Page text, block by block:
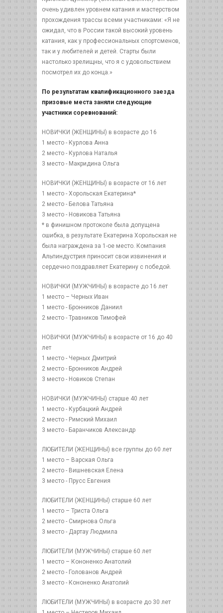
очень удивлен уровнем катания и мастерством
прохождения трассы всеми участниками: «Я не
ожидал, что в России такой высокий уровень
катания, как у профессиональных спортсменов,
так и у любителей и детей. Старты были
настолько зрелищны, что я с удовольствием
посмотрел их до конца.»
По результатам квалификационного заезда
призовые места заняли следующие
участники соревнований:
НОВИЧКИ (ЖЕНЩИНЫ) в возрасте до 16
1 место - Курлова Анна
2 место - Курлова Наталья
3 место - Макридина Ольга
НОВИЧКИ (ЖЕНЩИНЫ) в возрасте от 16 лет
1 место - Хорольская Екатерина*
2 место - Белова Татьяна
3 место - Новикова Татьяна
* в финишном протоколе была допущена
ошибка, в результате Екатерина Хорольская не
была награждена за 1-ое место. Компания
Альпиндустрия приносит свои извинения и
сердечно поздравляет Екатерину с победой.
НОВИЧКИ (МУЖЧИНЫ) в возрасте до 16 лет
1 место – Черных Иван
1 место - Бронников Даниил
2 место - Травников Тимофей
НОВИЧКИ (МУЖЧИНЫ) в возрасте от 16 до 40
лет
1 место - Черных Дмитрий
2 место - Бронников Андрей
3 место - Новиков Степан
НОВИЧКИ (МУЖЧИНЫ) старше 40 лет
1 место - Курбацкий Андрей
2 место - Римский Михаил
3 место - Баранчиков Александр
ЛЮБИТЕЛИ (ЖЕНЩИНЫ) все группы до 60 лет
1 место – Варская Ольга
2 место - Вишневская Елена
3 место - Прусс Евгения
ЛЮБИТЕЛИ (ЖЕНЩИНЫ) старше 60 лет
1 место – Триста Ольга
2 место - Смирнова Ольга
3 место - Дартау Людмила
ЛЮБИТЕЛИ (МУЖЧИНЫ) старше 60 лет
1 место – Кононенко Анатолий
2 место - Голованов Андрей
3 место - Кононенко Анатолий
ЛЮБИТЕЛИ (МУЖЧИНЫ) в возрасте до 30 лет